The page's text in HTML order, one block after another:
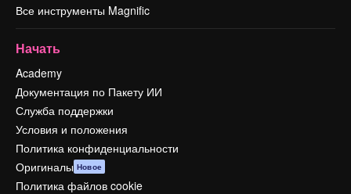
Все инструменты Magnific
Начать
Academy
Документация по Пакету ИИ
Служба поддержки
Условия и положения
Политика конфиденциальности
Оригиналы Новое
Политика файлов cookie